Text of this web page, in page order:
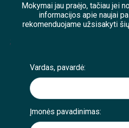
Mokymai jau praėjo, tačiau jei
informacijos apie naujai
rekomenduojame užsisakyti
;
Vardas, pavardė:
Įmonės pavadinimas: